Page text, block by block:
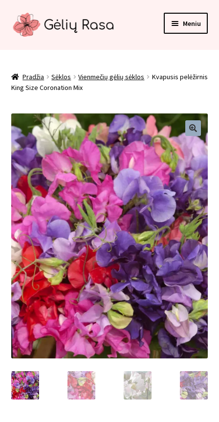
Pereiti
prie
Pereiti
prie
Meniu
Apmokėjimas
Kontaktai
Krepšelis
Paskyra
Pirkimo taisyklės
Privatumo politika
Tinklaraštis
Pradžia Sėklos Vienmečių gėlių sėklos
Kvapusis pelėžirnis
King Size Coronation Mix